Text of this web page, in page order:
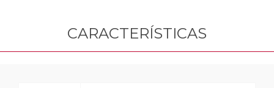
CARACTERÍSTICAS